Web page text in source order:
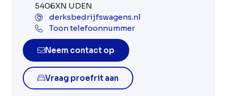
5406XN UDEN
derksbedrijfswagens.nl
Toon telefoonnummer
Neem contact op
Vraag proefrit aan